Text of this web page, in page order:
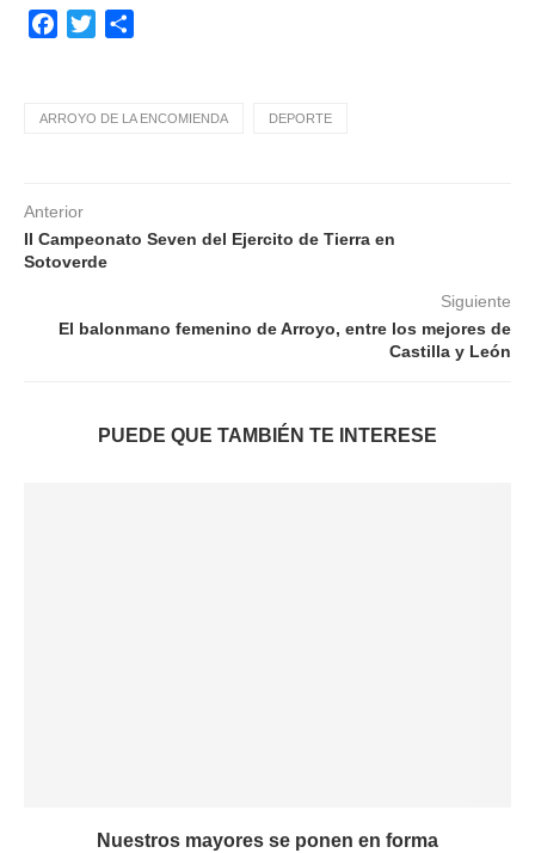
Facebook
Twitter
ARROYO DE LA ENCOMIENDA DEPORTE
Anterior
II Campeonato Seven del Ejercito de Tierra en
Sotoverde
Siguiente
El balonmano femenino de Arroyo, entre los mejores de
Castilla y León
PUEDE QUE TAMBIÉN TE INTERESE
Nuestros mayores se ponen en forma